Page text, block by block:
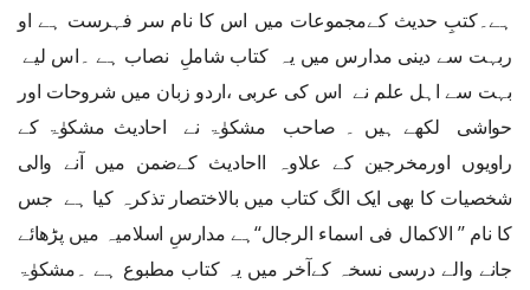
ہے۔کتبِ حدیث کےمجموعات میں اس کا نام سر فہرست ہے او
ربہت سے دینی مدارس میں یہ کتاب شاملِ نصاب ہے ۔اس لیے
بہت سے اہل علم نے اس کی عربی ،اردو زبان میں شروحات اور
حواشی لکھے ہیں ۔ صاحب مشکوٰۃ نے احادیث مشکوٰۃ کے
راویوں اورمخرجین کے علاوہ ااحادیث کےضمن میں آنے والی
شخصیات کا بھی ایک الگ کتاب میں بالاختصار تذکرہ کیا ہے جس
کا نام ’’ الاکمال فی اسماء الرجال‘‘ہے مدارسِ اسلامیہ میں پڑھائے
جانے والے درسی نسخہ کےآخر میں یہ کتاب مطبوع ہے ۔مشکوٰۃ